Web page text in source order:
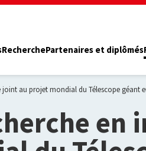
RecherchePartenaires et diplômés
au projet mondial du Télescope géant
en